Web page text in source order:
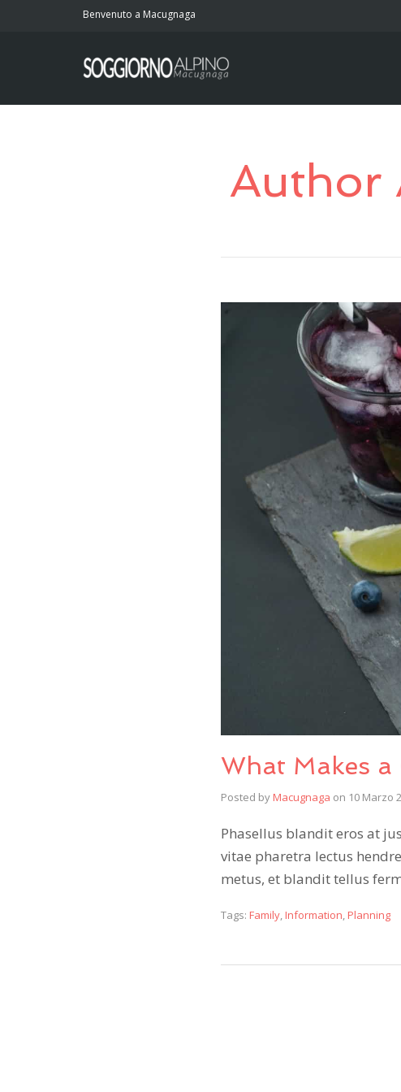
Benvenuto a Macugnaga
Author
What Makes
Posted by Macugnaga on 10 Marzo
Phasellus blandit eros at
vitae pharetra lectus
metus, et blandit tellus
Tags: Family, Information, Planning